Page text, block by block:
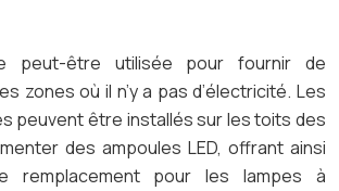
peut-être utilisée pour fournir de
zones où il n’y a pas d’électricité. Les
peuvent être installés sur les toits des
des ampoules LED, offrant ainsi
remplacement pour les lampes à